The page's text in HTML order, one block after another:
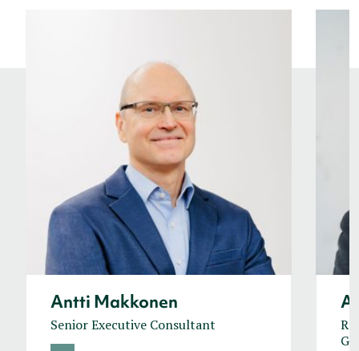
Antti Makkonen
Senior Executive Consultant